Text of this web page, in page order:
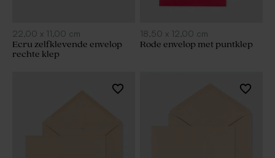
22,00 x 11,00 cm
Ecru zelfklevende envelop
rechte klep
18,50 x 12,00 cm
Rode envelop met puntklep